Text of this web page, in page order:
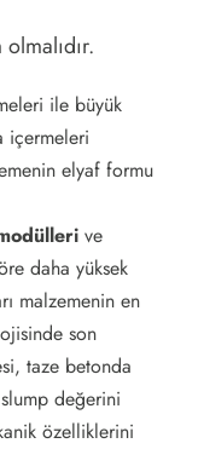
ile büyük
içermeleri
elyaf formu
ve
daha yüksek
malzemenin en
son
taze betonda
değerini
özelliklerini